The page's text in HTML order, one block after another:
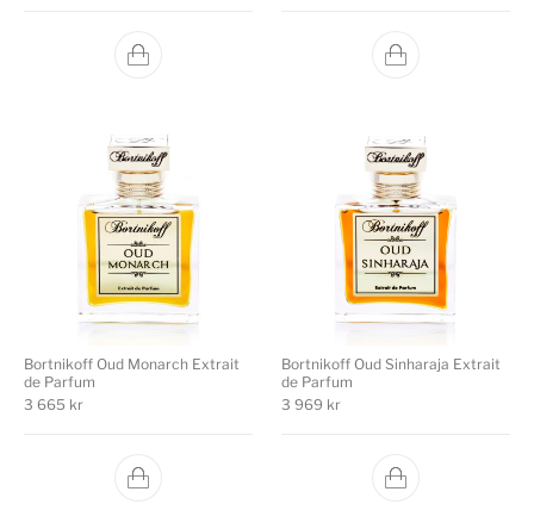
Bortnikoff Oud Monarch Extrait
de Parfum
3 665 kr
Bortnikoff Oud Sinharaja Extrait
de Parfum
3 969 kr